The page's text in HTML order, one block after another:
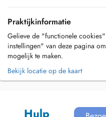
Praktijkinformatie
Gelieve de "functionele
instellingen" van deze pagina
mogelijk te maken.
Bekijk locatie op de kaart
Hulp